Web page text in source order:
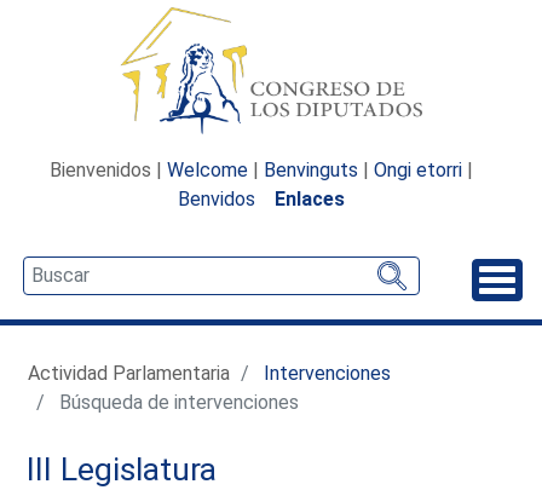
Bienvenidos | Welcome | Benvinguts | Ongi etorri |
Benvidos
Enlaces
Actividad Parlamentaria
Intervenciones
Búsqueda de intervenciones
III Legislatura